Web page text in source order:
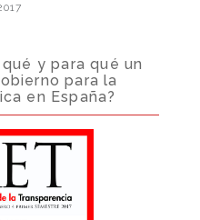
y para qué un
para la
en España?